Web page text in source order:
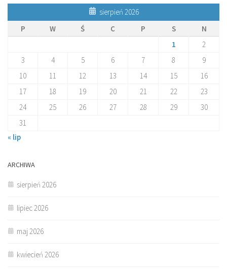
sierpień 2026
P
W Ś C P S
N
1
2
3
4 5 6 7 8
9
10
11 12 13 14 15
16
17
18 19 20 21 22
23
24
25 26 27 28 29
30
31
« lip
ARCHIWA
sierpień 2026
lipiec 2026
maj 2026
kwiecień 2026